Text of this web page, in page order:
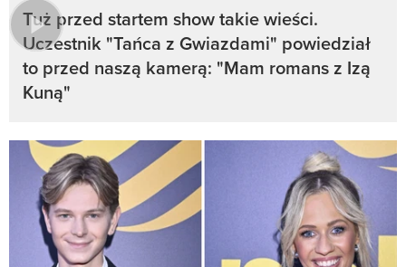
Tuż przed startem show takie wieści.
Uczestnik "Tańca z Gwiazdami" powiedział
to przed naszą kamerą: "Mam romans z Izą
Kuną"